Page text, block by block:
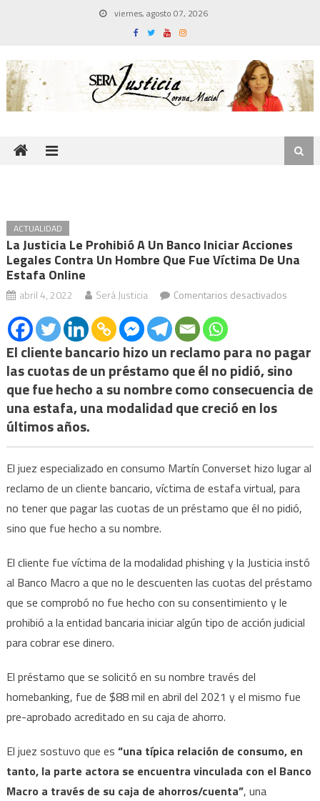
viernes, agosto 07, 2026
ACTUALIDAD
La Justicia Le Prohibió A Un Banco Iniciar Acciones
Legales Contra Un Hombre Que Fue Víctima De Una
Estafa Online
abril 4, 2022 Será Justicia Comentarios desactivadosen
le
a
legales
contra
un
fue
víctima
una
El cliente bancario hizo un reclamo para no pagar
las cuotas de un préstamo que él no pidió, sino
que fue hecho a su nombre como consecuencia de
una estafa, una modalidad que creció en los
últimos años.
El juez especializado en consumo Martín Converset hizo lugar al
reclamo de un cliente bancario, víctima de estafa virtual, para
no tener que pagar las cuotas de un préstamo que él no pidió,
sino que fue hecho a su nombre.
El cliente fue víctima de la modalidad phishing y la Justicia instó
al Banco Macro a que no le descuenten las cuotas del préstamo
que se comprobó no fue hecho con su consentimiento y le
prohibió a la entidad bancaria iniciar algún tipo de acción judicial
para cobrar ese dinero.
El préstamo que se solicitó en su nombre través del
homebanking, fue de $88 mil en abril del 2021 y el mismo fue
pre-aprobado acreditado en su caja de ahorro.
El juez sostuvo que es “una típica relación de consumo, en
tanto, la parte actora se encuentra vinculada con el Banco
Macro a través de su caja de ahorros/cuenta”, una